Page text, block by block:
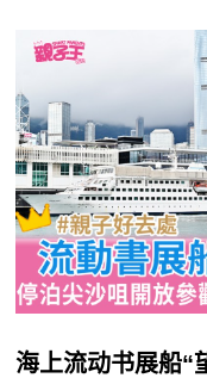
海上流动书展船“